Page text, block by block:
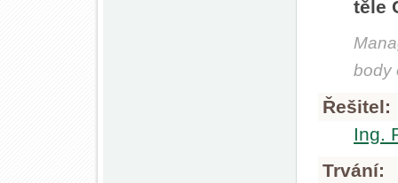
těle
body
Řešitel:
Ing.
Trvání: